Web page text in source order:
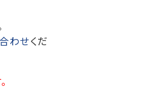
わせくだ